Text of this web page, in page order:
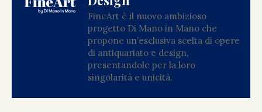
FineArt è il nuovo ambizioso
progetto Di Mano in Mano che
propone un’esclusiva scelta di opere
di antiquariato e design,
presentandole per la loro
singolarità e unicità.